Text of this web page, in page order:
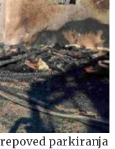
parkiranja